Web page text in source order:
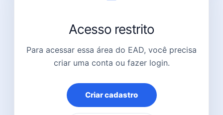
Acesso restrito
Para acessar essa área do EAD, você precisa
criar uma conta ou fazer login.
Criar cadastro